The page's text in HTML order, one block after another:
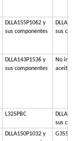
DLLA155P1062 y
sus componentes
sus
DLLA143P1536 y
sus componentes
No
aceite
L325PBC
sus
DLLA150P1032 y
G3S51